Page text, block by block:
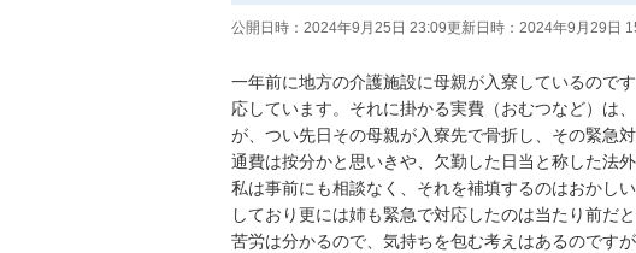
公開日時： 2024年9月25日 23:09更新日時： 2024年9月29日
一年前に地方の介護施設に母親が入寮しているので
応しています。それに掛かる実費（おむつなど）は
が、つい先日その母親が入寮先で骨折し、その緊急
通費は按分かと思いきや、欠勤した日当と称した法
私は事前にも相談なく、それを補填するのはおかし
しており更には姉も緊急で対応したのは当たり前だ
苦労は分かるので、気持ちを包む考えはあるのです